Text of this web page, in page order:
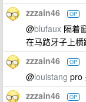
zzzain46 OP
@blufaux 隔着
在马路牙子上横
zzzain46 OP
@louistang pro
zzzain46 OP